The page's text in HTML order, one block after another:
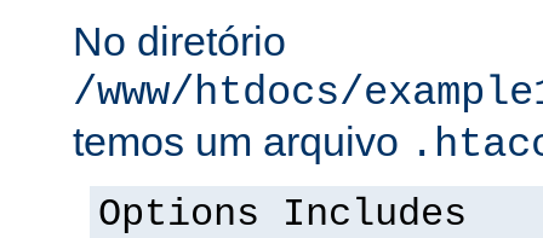
No diretório
/www/htdocs/
temos um arquivo
Options Includes